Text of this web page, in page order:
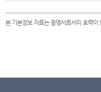
본 기본정보 자료는 증명서로서의 효력이